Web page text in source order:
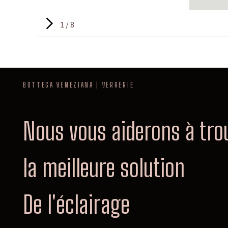
1 / 8
BOTTEGA VENEZIANA | VERRERIE
Nous vous aiderons à
la meilleure solution
De l'éclairage